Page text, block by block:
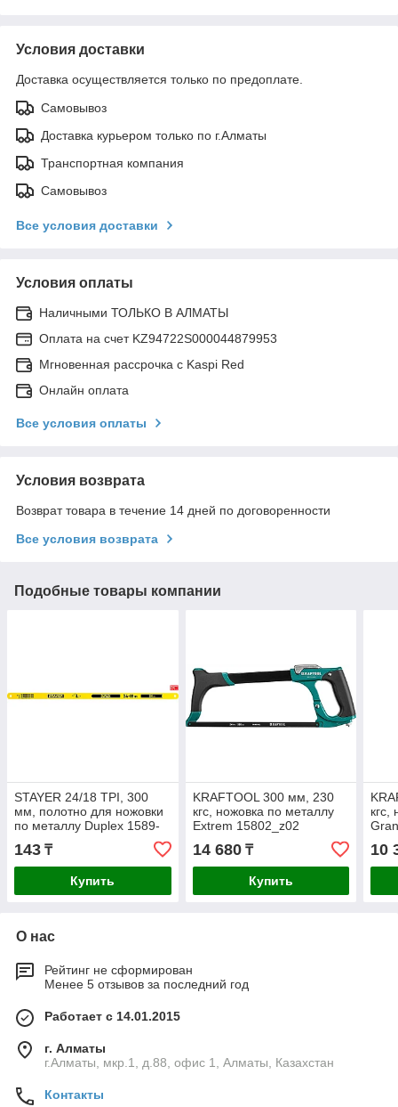
Условия доставки
Доставка осуществляется только по предоплате.
Самовывоз
Доставка курьером только по г.Алматы
Транспортная компания
Самовывоз
Все условия доставки
Условия оплаты
Наличными ТОЛЬКО В АЛМАТЫ
Оплата на счет KZ94722S000044879953
Мгновенная рассрочка с Kaspi Red
Онлайн оплата
Все условия оплаты
Условия возврата
Возврат товара в течение 14 дней по договоренности
Все условия возврата
Подобные товары компании
STAYER 24/18 TPI, 300
мм, полотно для ножовки
по металлу Duplex 1589-
143 ₸
Купить
KRAFTOOL 300 мм, 230
кгс, ножовка по металлу
Extrem 15802_z02
14 680₸
Купить
кгс,
10
О нас
Рейтинг не сформирован
Менее 5 отзывов за последний год
Работает с 14.01.2015
г. Алматы
г.Алматы, мкр.1, д.88, офис 1, Алматы, Казахстан
Контакты